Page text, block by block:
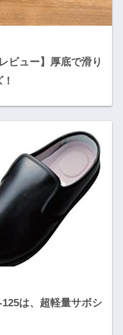
ビュー】厚底で滑り
125は、超軽量サボシ